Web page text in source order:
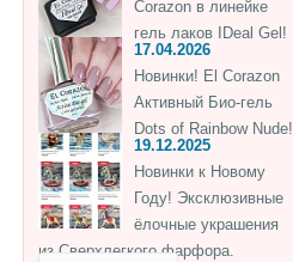
Corazon в линейке
гель лаков IDeal Gel!
17.04.2026
Новинки! El Corazon
Активный Био-гель
Dots of Rainbow Nude!
19.12.2025
Новинки к Новому
Году! Эксклюзивные
ёлочные украшения
из Сверхлегкого фарфора.